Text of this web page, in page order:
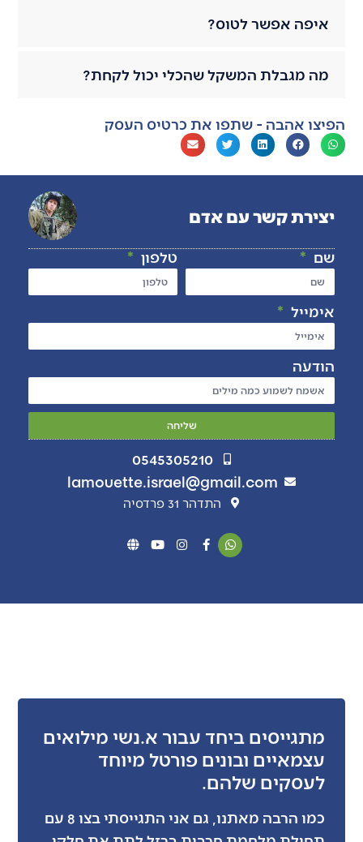
איפה אפשר לטוס?
מה מגבלת המשקל שהכלי יכול לקחת?
הפיצו אהבה - שתפו את כרטיס העסק
יצירת קשר עם אדם
שם טלפון
אימייל
הודעה
שליחה
0545305210
lamouette.israel@gmail.com
התדהר 31 פרדסיה
מתגייסים ביחד עבור א.נשי מילואים
עצמאיים ובונים פורטל מיוחד
לעסקים שלהם.
כמו הרבה מאתנו, גם אני התגייסתי בצו 8 עם